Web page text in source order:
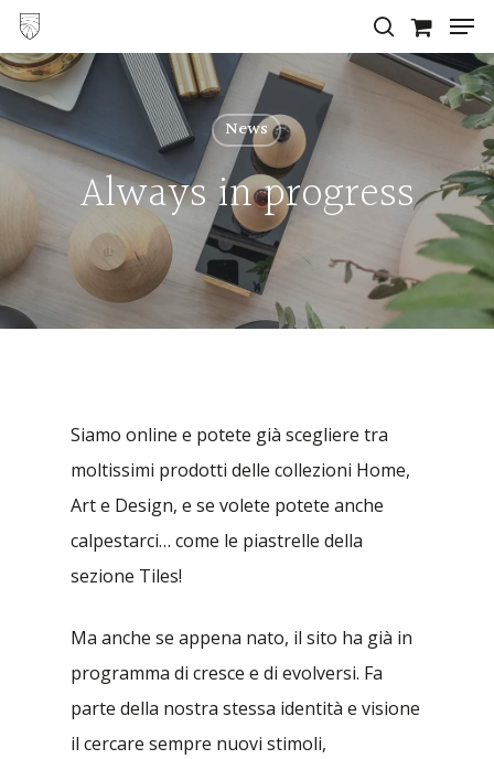
Skip
to
main
content
search
News
Always in progress
Siamo online e potete già scegliere tra
moltissimi prodotti delle collezioni Home,
Art e Design, e se volete potete anche
calpestarci… come le piastrelle della
sezione Tiles!
Ma anche se appena nato, il sito ha già in
programma di cresce e di evolversi. Fa
parte della nostra stessa identità e visione
il cercare sempre nuovi stimoli,
Close
Menu